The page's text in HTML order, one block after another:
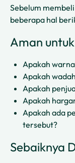
Sebelum
beberapa hal
Aman
Apakah
Apakah
Apakah
Apakah
Apakah ada
tersebut?
Sebaiknya